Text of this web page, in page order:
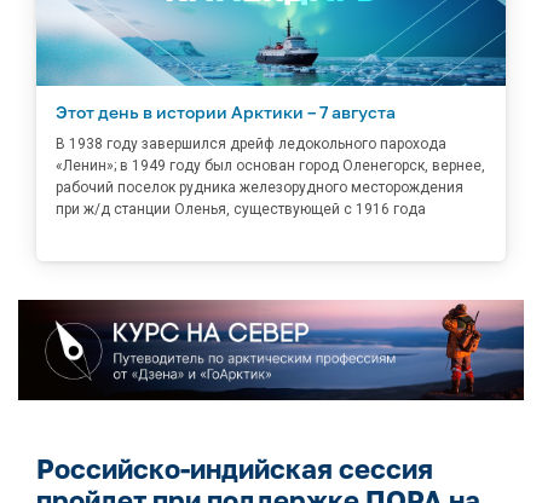
Этот день в истории Арктики – 7 августа
В 1938 году завершился дрейф ледокольного парохода
«Ленин»; в 1949 году был основан город Оленегорск, вернее,
рабочий поселок рудника железорудного месторождения
при ж/д станции Оленья, существующей с 1916 года
Российско-индийская сессия